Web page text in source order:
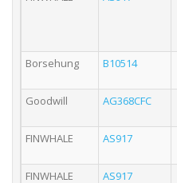
Borsehung
B10514
Goodwill
AG368CFC
FINWHALE
AS917
FINWHALE AS917